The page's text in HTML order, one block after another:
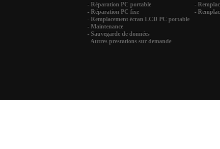
- Réparation PC portable
- Réparation PC fixe
- Remplacement écran LCD PC portable
- Maintenance
- Sauvegarde de données
- Autres prestations sur demande
-
-